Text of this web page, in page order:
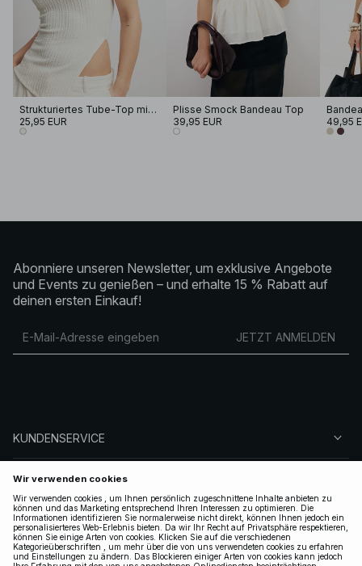
Strukturiertes Tube-Top mit Seitenschlitz
25,95 EUR
Plisse Smock Bandeau Top
39,95 EUR
49,95
Abonniere unseren Newsletter, um exklusive Angebote
und Events zu genießen – und erhalte 15 % Rabatt auf
deinen ersten Einkauf!
JETZT ANMELDEN
KUNDENSERVICE
ÜBER NA-KD
FOLGEN SIE UNS
LEGAL